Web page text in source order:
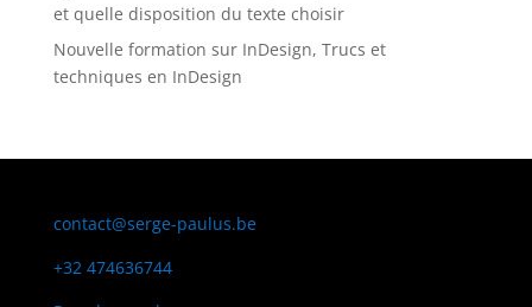
et quelle disposition du texte choisir
Nouvelle formation sur InDesign, Trucs et
techniques en InDesign
contact@serge-paulus.be
+32 474636744